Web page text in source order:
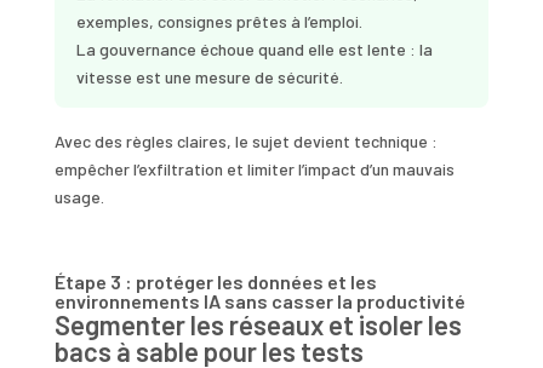
exemples, consignes prêtes à l’emploi.
La gouvernance échoue quand elle est lente : la
vitesse est une mesure de sécurité.
Avec des règles claires, le sujet devient technique :
empêcher l’exfiltration et limiter l’impact d’un mauvais
usage.
Étape 3 : protéger les données et les
environnements IA sans casser la productivité
Segmenter les réseaux et isoler les
bacs à sable pour les tests